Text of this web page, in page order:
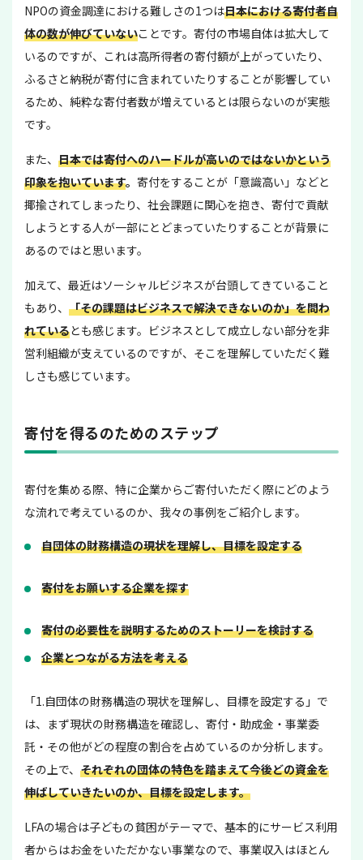
NPOの資金調達における難しさの1つは日本における寄付者自
体の数が伸びていないことです。寄付の市場自体は拡大して
いるのですが、これは高所得者の寄付額が上がっていたり、
ふるさと納税が寄付に含まれていたりすることが影響してい
るため、純粋な寄付者数が増えているとは限らないのが実態
です。
また、 日本では寄付へのハードルが高いのではないかという
印象を抱いています。 寄付をすることが「意識高い」などと
揶揄されてしまったり、社会課題に関心を抱き、寄付で貢献
しようとする人が一部にとどまっていたりすることが背景に
あるのではと思います。
加えて、最近はソーシャルビジネスが台頭してきていること
もあり、 「その課題はビジネスで解決できないのか」を問わ
れているとも感じます。ビジネスとして成立しない部分を非
営利組織が支えているのですが、そこを理解していただく難
しさも感じています。
寄付を得るのためのステップ
寄付を集める際、特に企業からご寄付いただく際にどのよう
な流れで考えているのか、我々の事例をご紹介します。
自団体の財務構造の現状を理解し、目標を設定する
寄付をお願いする企業を探す
寄付の必要性を説明するためのストーリーを検討する
企業とつながる方法を考える
「1.自団体の財務構造の現状を理解し、目標を設定する」で
は、まず現状の財務構造を確認し、寄付・助成金・事業委
託・その他がどの程度の割合を占めているのか分析します。
その上で、 それぞれの団体の特色を踏まえて今後どの資金を
伸ばしていきたいのか、目標を設定します。
LFAの場合は子どもの貧困がテーマで、基本的にサービス利用
者からはお金をいただかない事業なので、事業収入はほとん